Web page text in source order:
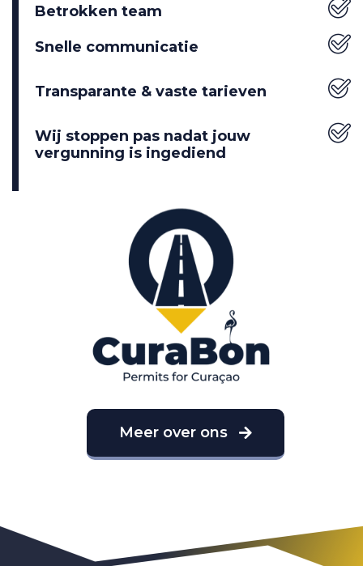
Betrokken team
Snelle communicatie
Transparante & vaste tarieven
Wij stoppen pas nadat jouw
vergunning is ingediend
Meer over ons